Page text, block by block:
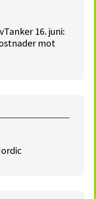
16. juni:
mot